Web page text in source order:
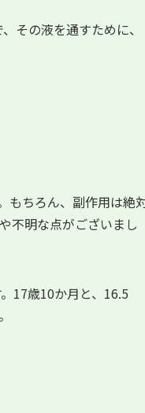
その液を通すために、
もちろん、副作用は絶
不明な点がございまし
17歳10か月と、16.5